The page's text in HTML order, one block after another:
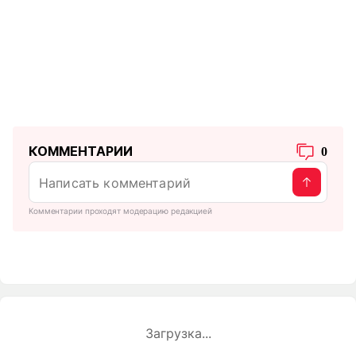
КОММЕНТАРИИ 0
Комментарии проходят модерацию редакцией
Загрузка...